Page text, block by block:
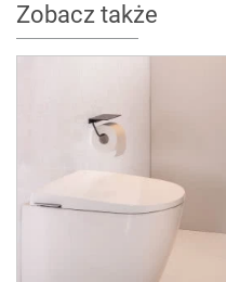
Zobacz także